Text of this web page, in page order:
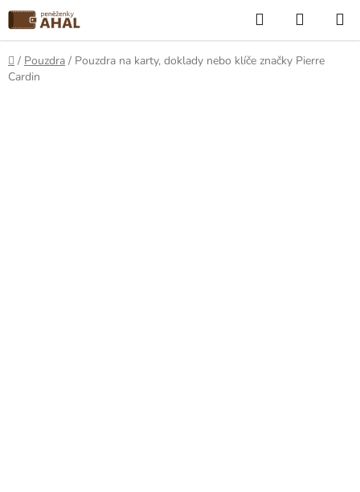
Přejít
na
obsah
Hledat
KOŠÍK
Domů
/ Pouzdra / Pouzdra na karty, doklady nebo klíče značky Pierre
Cardin